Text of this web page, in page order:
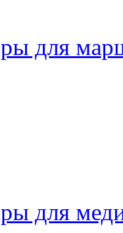
для
для